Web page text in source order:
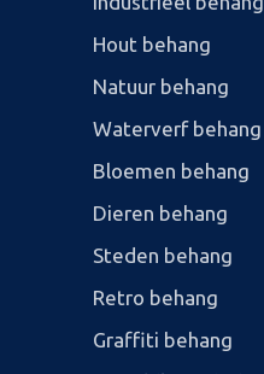
Hout behang
Natuur behang
Waterverf behang
Bloemen behang
Dieren behang
Steden behang
Retro behang
Graffiti behang